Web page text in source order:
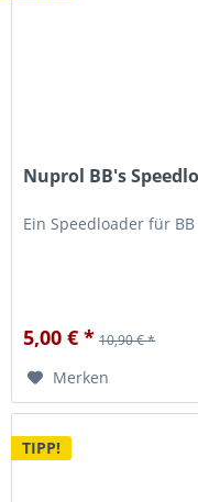
Nuprol BB's
Ein Speedloader für
5,00 € * 10,90 € *
Merken
TIPP!